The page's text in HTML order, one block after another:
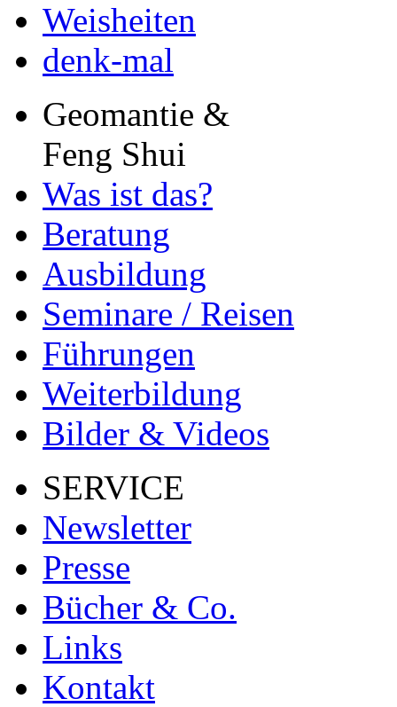
Weisheiten
denk-mal
Geomantie &
Feng Shui
Was ist das?
Beratung
Ausbildung
Seminare / Reisen
Führungen
Weiterbildung
Bilder & Videos
SERVICE
Newsletter
Presse
Bücher & Co.
Links
Kontakt